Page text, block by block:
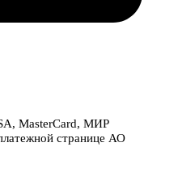
MasterCard, МИР
странице АО